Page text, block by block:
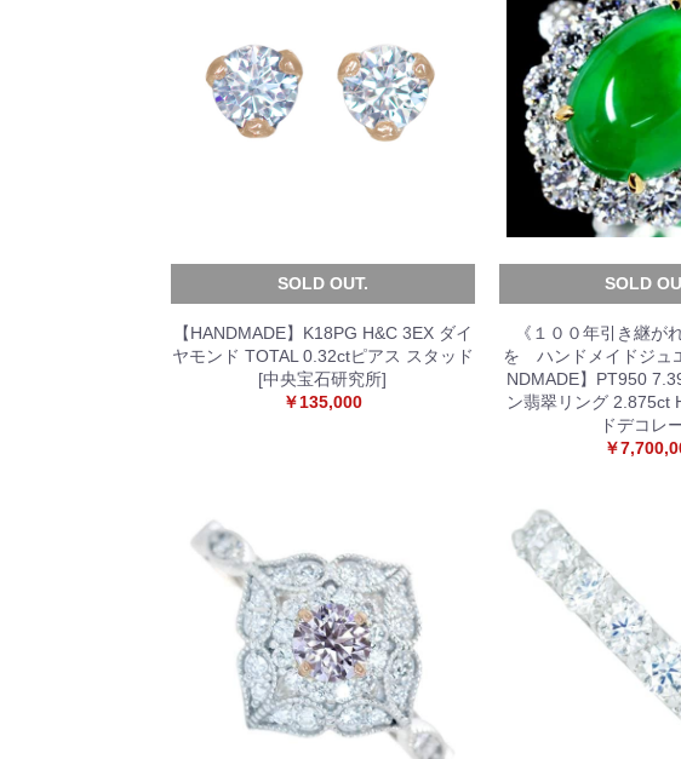
SOLD OUT.
【HANDMADE】K18PG H&C 3EX ダイ
ヤモンド TOTAL 0.32ctピアス スタッド
[中央宝石研究所]
￥135,000
SOLD
《１００年引き継が
を ハンドメイドジュ
NDMADE】PT950
ン翡翠リング 2.875ct
ドデコレ
￥